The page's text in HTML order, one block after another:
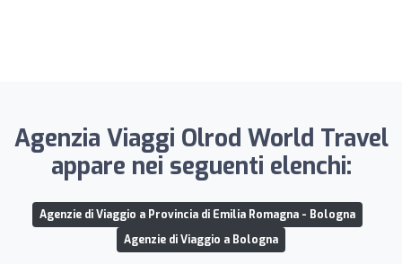
Agenzia Viaggi Olrod World Travel
appare nei seguenti elenchi:
Agenzie di Viaggio a Provincia di Emilia Romagna - Bologna
Agenzie di Viaggio a Bologna